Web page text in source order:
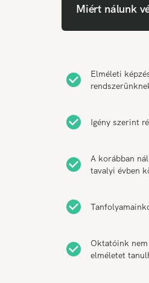
Miért nálunk
Elméleti
Igény szerint
A korábban
tavalyi évben
Oktatóink
elméletet